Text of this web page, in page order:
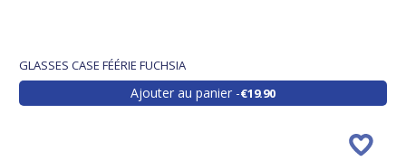
GLASSES CASE FÉÉRIE FUCHSIA
Ajouter au panier €19.90